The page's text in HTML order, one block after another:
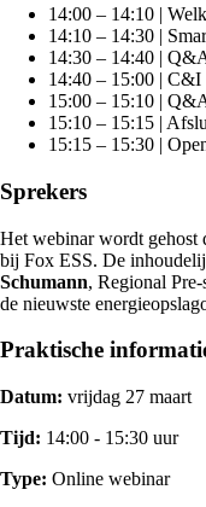
14:00 – 14:10 |
14:10 – 14:30 |
14:30 – 14:40 |
14:40 – 15:00 | C&I
15:00 – 15:10 |
15:10 – 15:15 |
15:15 – 15:30 |
Sprekers
Het webinar wordt gehost
bij Fox ESS. De
Schumann, Regional
de nieuwste
Praktische
Datum: vrijdag 27 maart
Tijd: 14:00 - 15:30 uur
Type: Online webinar